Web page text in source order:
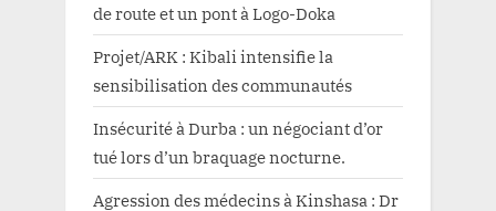
de route et un pont à Logo-Doka
Projet/ARK : Kibali intensifie la
sensibilisation des communautés
Insécurité à Durba : un négociant d’or
tué lors d’un braquage nocturne.
Agression des médecins à Kinshasa : Dr